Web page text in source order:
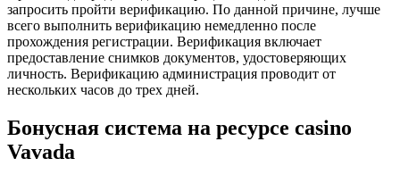
запросить пройти верификацию. По данной причине, лучше
всего выполнить верификацию немедленно после
прохождения регистрации. Верификация включает
предоставление снимков документов, удостоверяющих
личность. Верификацию администрация проводит от
нескольких часов до трех дней.
Бонусная система на ресурсе casino
Vavada